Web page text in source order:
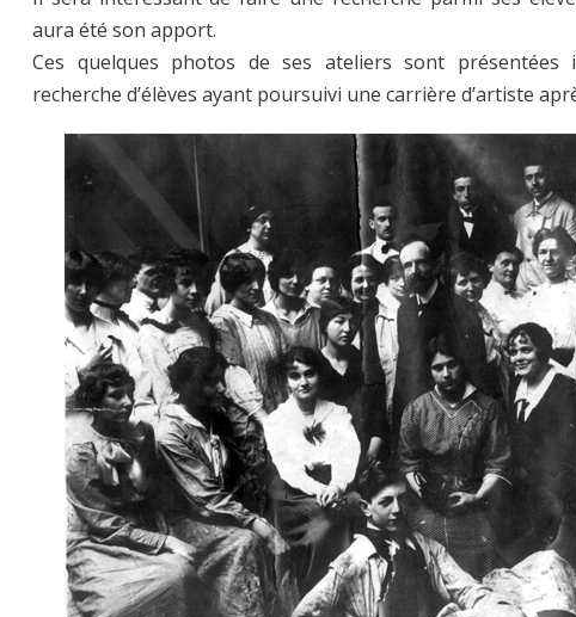
aura été son apport.
Ces quelques photos de ses ateliers sont présentées
recherche d’élèves ayant poursuivi une carrière d’artiste